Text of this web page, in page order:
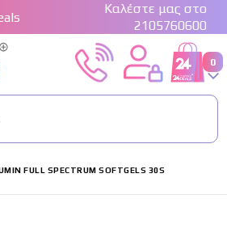
Καλέστε μας στο
2105760600
Cart
0
FULL SPECTRUM SOFTGELS 30S